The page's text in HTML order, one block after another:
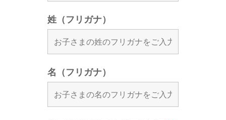
姓（フリガナ）
名（フリガナ）